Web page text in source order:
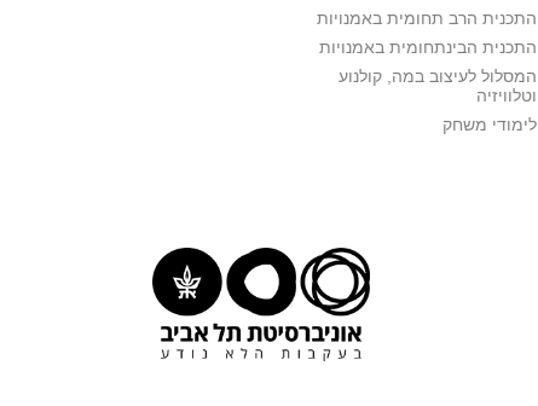
התכנית הרב תחומית באמנויות
התכנית הבינתחומית באמנויות
המסלול לעיצוב במה, קולנוע
וטלוויזיה
לימודי משחק